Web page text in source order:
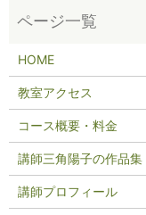
HOME
教室アクセス
コース概要・料金
講師三角陽子の作品集
講師プロフィール